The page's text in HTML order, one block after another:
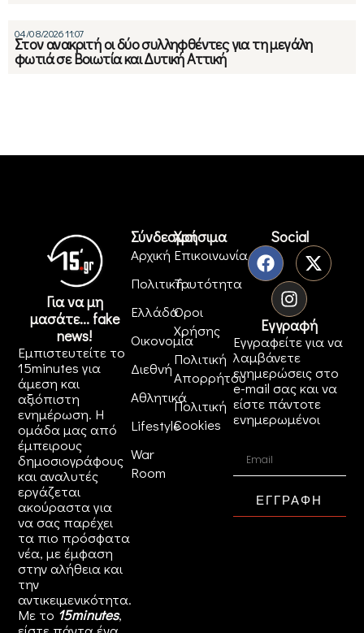
04/08/2026 11:07
Στον ανακριτή οι δύο συλληφθέντες για τη μεγάλη
φωτιά σε Βοιωτία και Δυτική Αττική
Για να μη
μασάτε... fake
news!
Εμπιστευτείτε το
15minutes για
άμεση και
αξιόπιστη
ενημέρωση. Η
ομάδα μας από
έμπειρους
δημοσιογράφους
και αναλυτές
εργάζεται
ακούραστα για
να σας παρέχει
τα πιο πρόσφατα
νέα, με έμφαση
στην αλήθεια και
την
αντικειμενικότητα.
Με το 15minutes,
Σύνδεσμοι
Αρχική
Πολιτική
Ελλάδα
Οικονομία
Διεθνή
Αθλητικά
Lifestyle
War
Room
Χρήσιμα
Επικοινωνία
Ταυτότητα
Όροι
Χρήσης
Πολιτική
Απορρήτου
Πολιτική
Cookies
Social
Εγγραφή
Εγγραφείτε για να
λαμβάνετε
ενημερώσεις στο
e-mail σας και να
είστε πάντοτε
ενημερωμένοι
ΕΓΓΡΑΦΗ